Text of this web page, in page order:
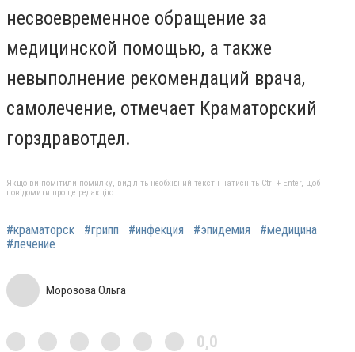
несвоевременное обращение за
медицинской помощью, а также
невыполнение рекомендаций врача,
самолечение, отмечает Краматорский
горздравотдел.
Якщо ви помітили помилку, виділіть необхідний текст і натисніть Ctrl + Enter, щоб
повідомити про це редакцію
#краматорск #грипп #инфекция #эпидемия
#медицина
#лечение
Морозова Ольга
0,0